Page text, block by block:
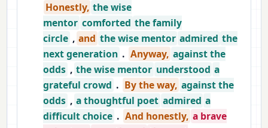
Honestly, the wise
mentor comforted the family
circle , and the wise mentor admired the
next generation . Anyway, against the
odds , the wise mentor understood a
grateful crowd . By the way, against the
odds , a thoughtful poet admired a
difficult choice . And honestly, a brave